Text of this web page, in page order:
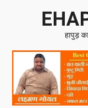
हापुड़